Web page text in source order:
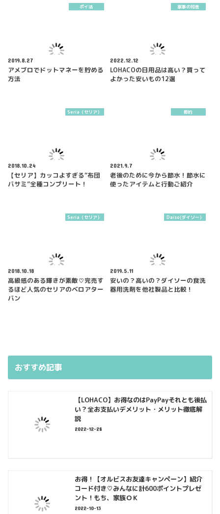
ポイ活
2019.8.27
アメブロでドットマネーを貯める
方法
家事の知恵
2022.12.12
LOHACOの日用品は高い？買って
よかった安いもの12選
Seria（セリア）
2018.10.24
【セリア】カッコよすぎる“布団
バサミ”全種コンプリート！
節約
2021.9.7
老後のために今から節水！節水に
使ったアイテムと行動ご紹介
Seria（セリア）
2018.10.18
高級感のある輝きが素敵♡完売す
るほど人気のセリアのベロアター
バン
Daiso(ダイソー）
2019.5.11
安いの？高いの？ダイソーの食洗
器用洗剤を他社製品と比較！
おすすめ記事
【LOHACO】お得なのはPayPayそれとも後払
い？全お支払いデメリット・メリット徹底解
説
2022-12-28
お得！【オルビスお友達キャンペーン】紹介
コード付き♡みんなに計600ポイントプレゼ
ント！もち、家族ＯＫ
2022-10-13